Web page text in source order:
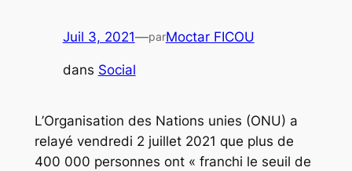
Juil 3, 2021—parMoctar FICOU
dans Social
L’Organisation des Nations unies (ONU) a
relayé vendredi 2 juillet 2021 que plus de
400 000 personnes ont « franchi le seuil de